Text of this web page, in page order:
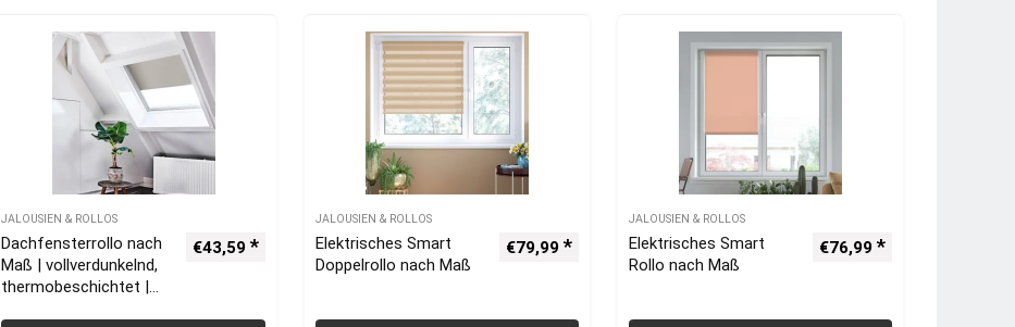
JALOUSIEN & ROLLOS
Dachfensterrollo nach
Maß | vollverdunkelnd,
thermobeschichtet |
€43,59
JALOUSIEN & ROLLOS
Elektrisches Smart
Doppelrollo nach Maß
€79,99
JALOUSIEN & ROLLOS
Elektrisches Smart
Rollo nach Maß
€76,99